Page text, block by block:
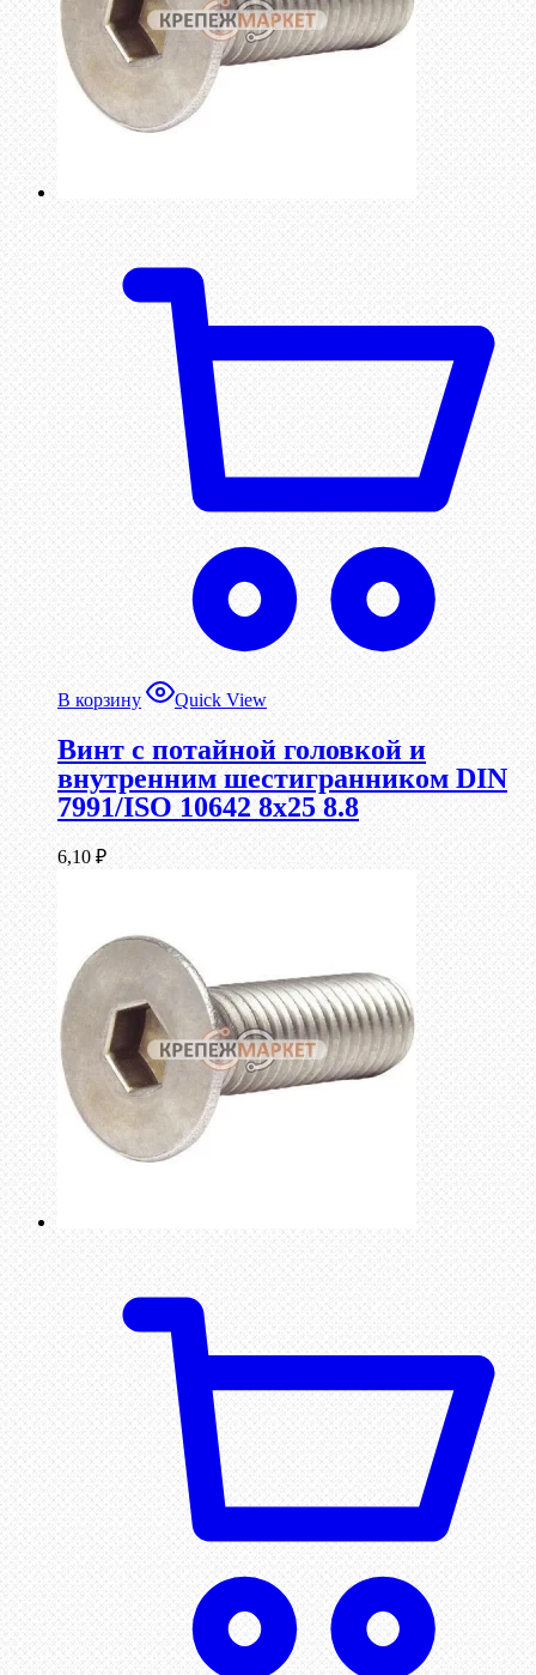
В корзину Quick View
Винт с потайной головкой и
внутренним шестигранником DIN
7991/ISO 10642 8х25 8.8
6,10 ₽